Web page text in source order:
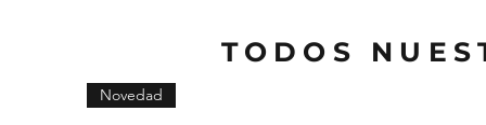
TODOS
Novedad